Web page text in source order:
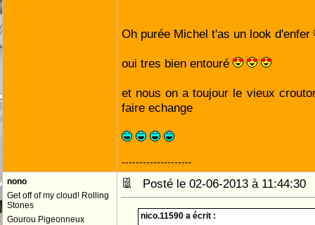
Oh purée Michel t'as un look d'enfer
oui tres bien entouré
et nous on a toujour le vieux
faire echange
--------------------
nono
Get off of my cloud! Rolling
Stones
Gourou Pigeonneux
Posté le 02-06-2013 à
nico.11590 a écrit :